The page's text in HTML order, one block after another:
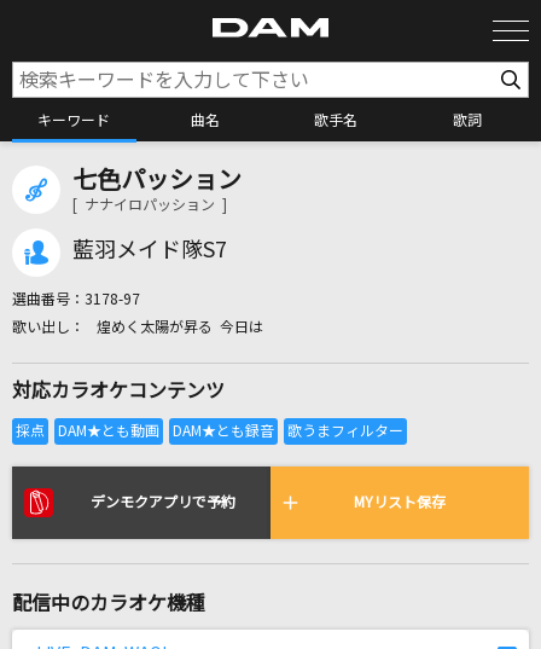
キーワード 曲名 歌手名 歌詞
カラオケ検索
全国りれき
リアルタイムで歌われている曲の一覧
Lost the way
七色パッション
[ ナナイロパッション ]
藍羽メイド隊S7
選曲番号： 3178-97
煌めく太陽が昇る 今日は
対応カラオケコンテンツ
デンモクアプリで予約 MYリスト保存
配信中のカラオケ機種